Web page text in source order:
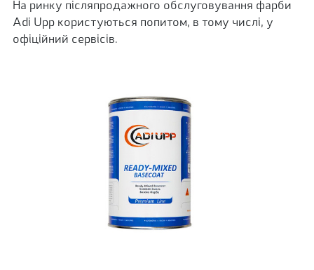
На ринку післяпродажного обслуговування фарби
Adi Upp користуються попитом, в тому числі, у
офіційний сервісів.